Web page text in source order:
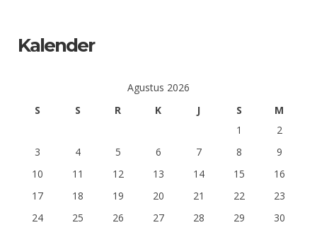
Kalender
Agustus 2026
S
S R K J S
M
1
2
3
4 5 6 7 8
9
10
11 12 13 14 15
16
17
18 19 20 21 22
23
24
25 26 27 28 29
30